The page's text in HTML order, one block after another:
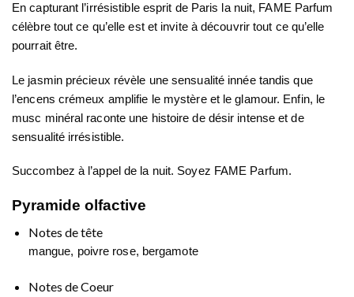
En capturant l’irrésistible esprit de Paris la nuit, FAME Parfum
célèbre tout ce qu’elle est et invite à découvrir tout ce qu’elle
pourrait être.
Le jasmin précieux révèle une sensualité innée tandis que
l’encens crémeux amplifie le mystère et le glamour. Enfin, le
musc minéral raconte une histoire de désir intense et de
sensualité irrésistible.
Succombez à l’appel de la nuit. Soyez FAME Parfum.
Pyramide olfactive
Notes de tête
mangue, poivre rose, bergamote
Notes de Coeur